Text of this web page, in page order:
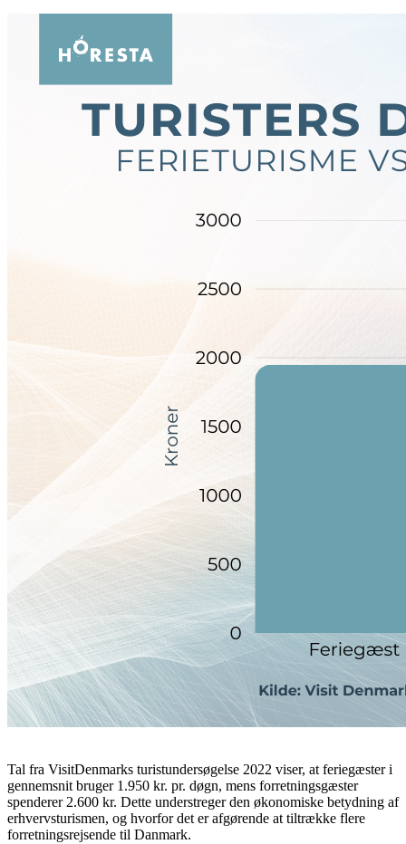
Tal fra VisitDenmarks turistundersøgelse 2022 viser, at feriegæster i
gennemsnit bruger 1.950 kr. pr. døgn, mens forretningsgæster
spenderer 2.600 kr. Dette understreger den økonomiske betydning af
erhvervsturismen, og hvorfor det er afgørende at tiltrække flere
forretningsrejsende til Danmark.